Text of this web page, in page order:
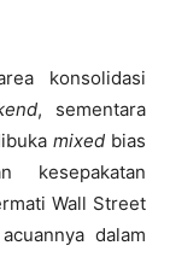
konsolidasi
, sementara
mixedbias
kesepakatan
Wall Street
dalam